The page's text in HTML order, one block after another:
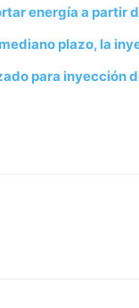
energía a partir
plazo, la
para inyección